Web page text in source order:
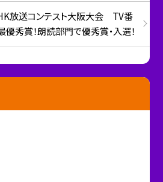
放送コンテスト大阪大会 TV番
秀賞！朗読部門で優秀賞・入選！